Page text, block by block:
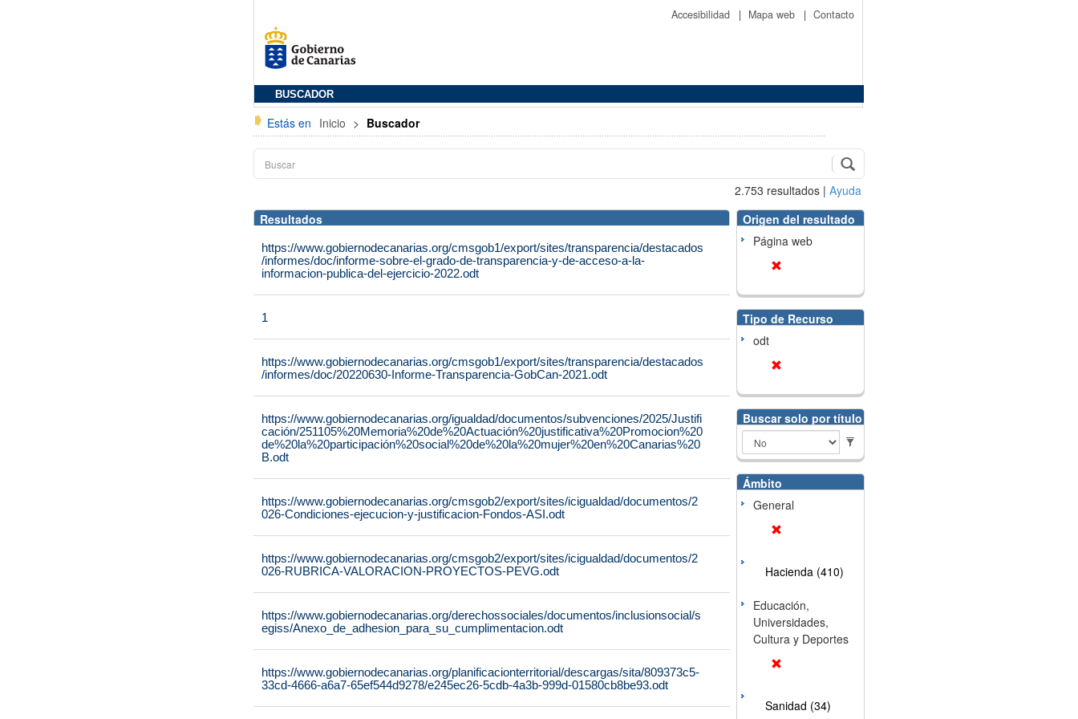
Accesibilidad | Mapa web | Contacto
BUSCADOR
Estás en Inicio > Buscador
2.753 resultados | Ayuda
Resultados
https://www.gobiernodecanarias.org/cmsgob1/export/sites/transparencia/destacados
/informes/doc/informe-sobre-el-grado-de-transparencia-y-de-acceso-a-la-
informacion-publica-del-ejercicio-2022.odt
1
https://www.gobiernodecanarias.org/cmsgob1/export/sites/transparencia/destacados
/informes/doc/20220630-Informe-Transparencia-GobCan-2021.odt
https://www.gobiernodecanarias.org/igualdad/documentos/subvenciones/2025/Justifi
cación/251105%20Memoria%20de%20Actuación%20justificativa%20Promocion%20
de%20la%20participación%20social%20de%20la%20mujer%20en%20Canarias%20
B.odt
https://www.gobiernodecanarias.org/cmsgob2/export/sites/icigualdad/documentos/2
026-Condiciones-ejecucion-y-justificacion-Fondos-ASI.odt
https://www.gobiernodecanarias.org/cmsgob2/export/sites/icigualdad/documentos/2
026-RUBRICA-VALORACION-PROYECTOS-PEVG.odt
https://www.gobiernodecanarias.org/derechossociales/documentos/inclusionsocial/s
egiss/Anexo_de_adhesion_para_su_cumplimentacion.odt
https://www.gobiernodecanarias.org/planificacionterritorial/descargas/sita/809373c5-
33cd-4666-a6a7-65ef544d9278/e245ec26-5cdb-4a3b-999d-01580cb8be93.odt
Origen del resultado
Página web
Tipo de Recurso
odt
Buscar solo por título
Ámbito
General
Hacienda (410)
Educación,
Universidades,
Cultura y Deportes
Sanidad (34)